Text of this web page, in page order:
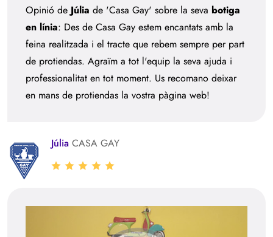
Opinió de Júlia de 'Casa Gay' sobre la seva botiga
en línia: Des de Casa Gay estem encantats amb la
feina realitzada i el tracte que rebem sempre per part
de protiendas. Agraïm a tot l'equip la seva ajuda i
professionalitat en tot moment. Us recomano deixar
en mans de protiendas la vostra pàgina web!
Júlia CASA GAY